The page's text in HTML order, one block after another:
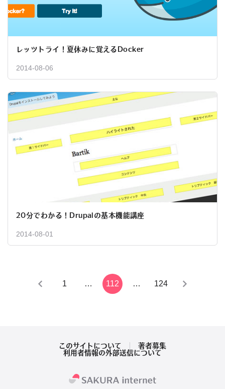
レッツトライ！夏休みに覚えるDocker
2014-08-06
20分でわかる！Drupalの基本機能講座
2014-08-01
1 … 112 … 124
このサイトについて
著者募集
利用者情報の外部送信について